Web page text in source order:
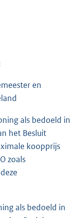
en
als bedoeld in
het Besluit
koopprijs
zoals
als bedoeld in